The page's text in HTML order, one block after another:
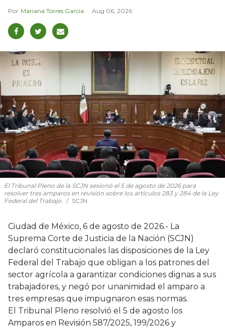
Mariana Torres García Aug 06, 2026
El Tribunal Pleno de la SCJN sesionó el 5 de agosto de 2026 para
resolver tres amparos en revisión sobre los artículos 283 y 284 de la Ley
Federal del Trabajo.
SCJN
Ciudad de México, 6 de agosto de 2026.- La
Suprema Corte de Justicia de la Nación (SCJN)
declaró constitucionales las disposiciones de la Ley
Federal del Trabajo que obligan a los patrones del
sector agrícola a garantizar condiciones dignas a sus
trabajadores, y negó por unanimidad el amparo a
tres empresas que impugnaron esas normas.
El Tribunal Pleno resolvió el 5 de agosto los
Amparos en Revisión 587/2025, 199/2026 y